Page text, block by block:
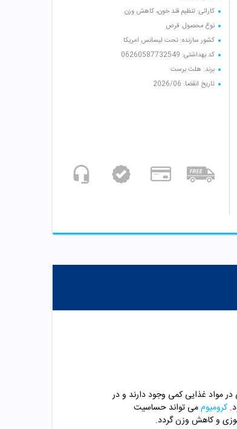
کارائی: تنظیم قند خون، کاهش وزن
نوع محصول: قرص
کشور سازنده: تحت لیسانس امریکا
کد بهداشتی: 06260587732549
برند: هلث برست
تاریخ انقضا: 2026/06
مواد غذایی کمی وجود دارند و در
کرومیوممی تواند حساسیت
سوزی و کاهش وزن گردد.